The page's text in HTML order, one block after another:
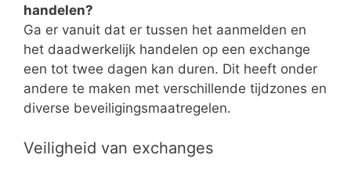
handelen?
Ga er vanuit dat er tussen het aanmelden en
het daadwerkelijk handelen op een exchange
een tot twee dagen kan duren. Dit heeft onder
andere te maken met verschillende tijdzones en
diverse beveiligingsmaatregelen.
Veiligheid van exchanges